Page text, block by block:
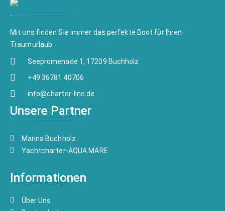
Mit uns finden Sie immer das perfekte Boot für Ihren
Traumurlaub.
Seepromenade 1, 17209 Buchholz
+49 36781 40706
info@charter-line.de
Unsere Partner
Marina Buchholz
Yachtcharter-AQUA MARE
Informationen
Über Uns